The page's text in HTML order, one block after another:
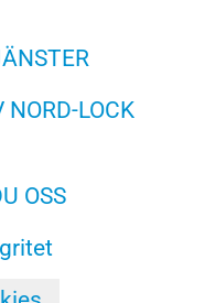
NORD-LOCK
OSS